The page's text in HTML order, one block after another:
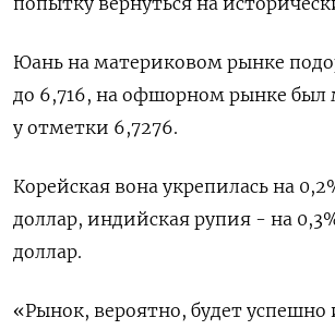
Юань на материковом рынке
до 6,716​, на офшорном рынке
у отметки 6,7276.
Корейская вона укрепилась на
доллар, индийская рупия - на
доллар.
«Рынок, вероятно, будет успешно